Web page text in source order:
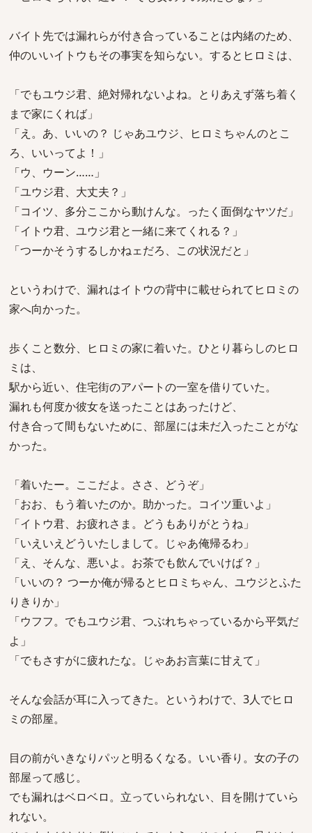
バイト先では漏れらが付き合っていることは内緒のため、
仲のいいイトウもその事実を知らない。するとヒロミは、
「でもユウジ君、絶対帰れないよね。とりあえず落ち着く
まで家にくれば」
「え。あ、いいの？ じゃあユウジ、ヒロミちゃんのとこ
ろ、いいってよ！」
「ウ、ウーン……」
「ユウジ君、大丈夫？」
「コイツ、多分ここから動けんな。ったく面倒なヤツだ」
「イトウ君、ユウジ君と一緒に来てくれる？」
「つーかそうするしかねェだろ、この状況だと」
というわけで、漏れはイトウの背中に載せられてヒロミの
家へ向かった。
歩くこと数分、ヒロミの家に着いた。ひとり暮らしのヒロ
ミは、
駅から近い、住宅街のアパートの一室を借りていた。
漏れも何度か彼女を送ったことはあったけど、
付き合って間もないために、部屋には未だ入ったことがな
かった。
「着いたー。ここだよ。ささ、どうぞ」
「おお、もう着いたのか。助かった。コイツ重いよ」
「イトウ君、お疲れさま。どうもありがとうね」
「いえいえどういたしまして。じゃあ俺帰るわ」
「え、そんな、悪いよ。お茶でも飲んでいけば？」
「いいの？ つーか俺が帰るとヒロミちゃん、ユウジとふた
りきりか」
「ウフフ。でもユウジ君、つぶれちゃっているから平気だ
よ」
「でもさすがに疲れたな。じゃあお言葉に甘えて」
そんな会話が耳に入ってきた。というわけで、3人でヒロ
ミの部屋。
目の前がいきなりパッと明るくなる。いい香り。女の子の
部屋って感じ。
でも漏れはベロベロ。立っていられない、目を開けていら
れない。